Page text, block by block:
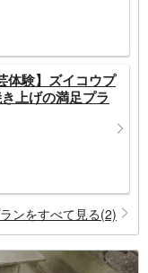
体験】ズイコウプ
上げの満足プラ
ンをすべて見る(2)